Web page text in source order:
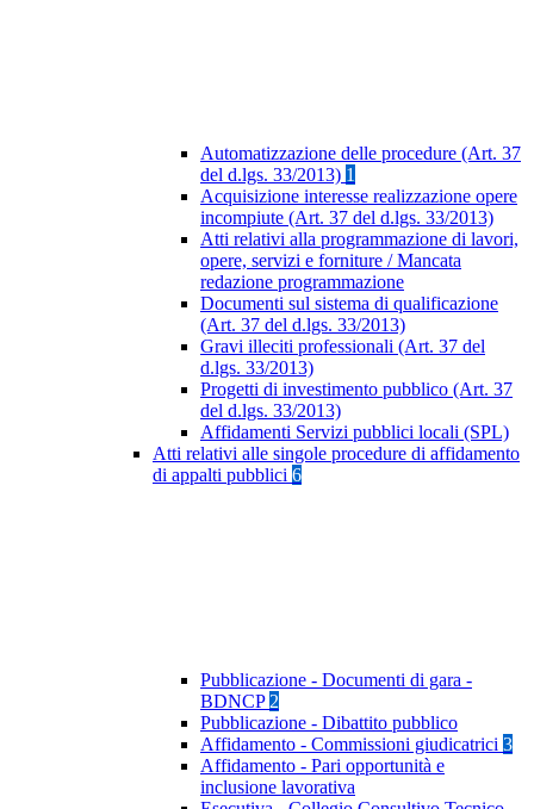
Automatizzazione delle procedure (Art. 37
del d.lgs. 33/2013) 1
Acquisizione interesse realizzazione opere
incompiute (Art. 37 del d.lgs. 33/2013)
Atti relativi alla programmazione di lavori,
opere, servizi e forniture / Mancata
redazione programmazione
Documenti sul sistema di qualificazione
(Art. 37 del d.lgs. 33/2013)
Gravi illeciti professionali (Art. 37 del
d.lgs. 33/2013)
Progetti di investimento pubblico (Art. 37
del d.lgs. 33/2013)
Affidamenti Servizi pubblici locali (SPL)
Atti relativi alle singole procedure di affidamento
di appalti pubblici 6
Pubblicazione - Documenti di gara -
BDNCP 2
Pubblicazione - Dibattito pubblico
Affidamento - Commissioni giudicatrici 3
Affidamento - Pari opportunità e
inclusione lavorativa